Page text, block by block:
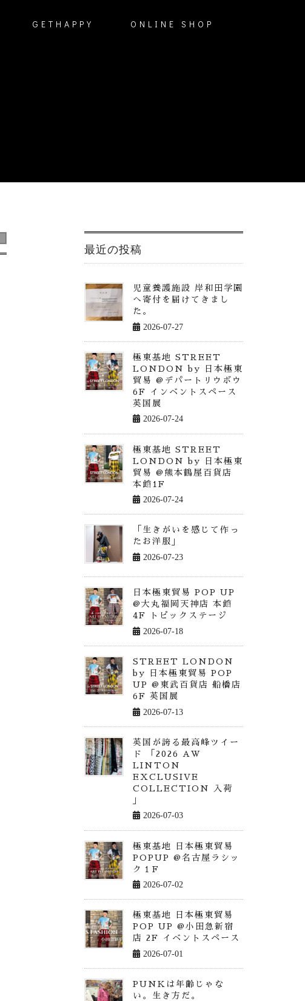
GETHAPPY ONLINE SHOP
最近の投稿
児童養護施設 岸和田学園
へ寄付を届けてきまし
た。
2026-07-27
極東基地 STREET
LONDON by 日本極東
貿易 @デパートリウボウ
6F インベントスペース
英国展
2026-07-24
極東基地 STREET
LONDON by 日本極東
貿易 @熊本鶴屋百貨店
本館1F
2026-07-24
「生きがいを感じて作っ
たお洋服」
2026-07-23
日本極東貿易 POP UP
@大丸福岡天神店 本館
4F トピックステージ
2026-07-18
STREET LONDON
by 日本極東貿易 POP
UP @東武百貨店 船橋店
6F 英国展
2026-07-13
英国が誇る最高峰ツイー
ド 「2026 AW
LINTON
EXCLUSIVE
COLLECTION 入荷
」
2026-07-03
極東基地 日本極東貿易
POPUP @名古屋ラシッ
ク１F
2026-07-02
極東基地 日本極東貿易
POP UP @小田急新宿
店 2F イベントスペース
2026-07-01
PUNKは年齢じゃな
い。生き方だ。